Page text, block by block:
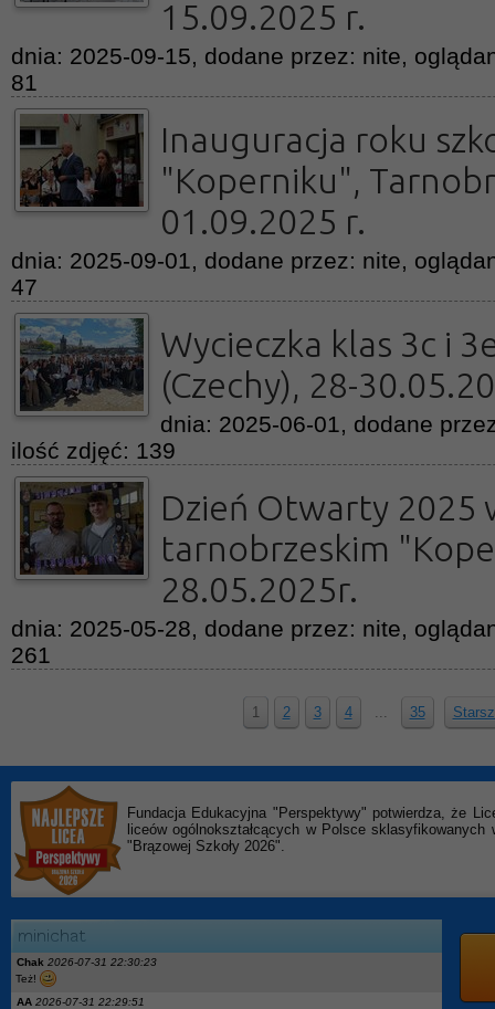
15.09.2025 r.
dnia: 2025-09-15, dodane przez: nite,
81
Inauguracja roku
"Koperniku",
01.09.2025 r.
dnia: 2025-09-01, dodane przez: nite,
47
Wycieczka klas 3c i
(Czechy), 28-
dnia: 2025-06-01, dodane
ilość zdjęć: 139
Dzień Otwarty 2025
tarnobrzeskim
28.05.2025r.
dnia: 2025-05-28, dodane przez: nite,
261
1 2 3 4 ... 35
Fundacja Edukacyjna "Perspektywy" potwierdza, że
liceów ogólnokształcących w Polsce
"Brązowej Szkoły 2026".
Chak 2026-07-31 22:30:23
Też!
AA 2026-07-31 22:29:51